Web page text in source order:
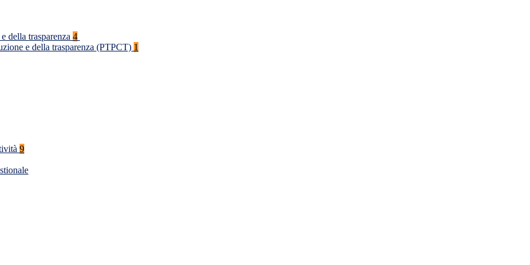
della trasparenza 4
e della trasparenza (PTPCT) 1
9